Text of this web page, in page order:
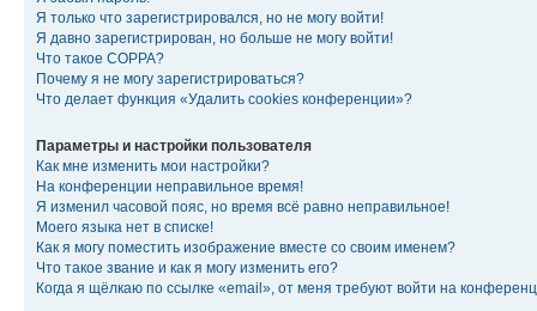
Я только что зарегистрировался, но не могу войти!
Я давно зарегистрирован, но больше не могу войти!
Что такое COPPA?
Почему я не могу зарегистрироваться?
Что делает функция «Удалить cookies конференции»?
Параметры и настройки пользователя
Как мне изменить мои настройки?
На конференции неправильное время!
Я изменил часовой пояс, но время всё равно неправильное!
Моего языка нет в списке!
Как я могу поместить изображение вместе со своим именем?
Что такое звание и как я могу изменить его?
Когда я щёлкаю по ссылке «email», от меня требуют войти на